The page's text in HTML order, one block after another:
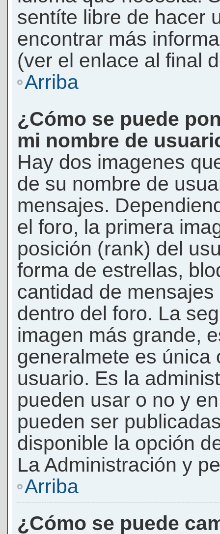
sentíte libre de hacer
encontrar más
(ver el enlace al final
Arriba
¿Cómo se puede
mi nombre de
Hay dos imagenes
de su nombre de
mensajes.
el foro, la primera
posición (rank) del
forma de estrellas,
cantidad de
dentro del foro. La
imagen más grande,
generalmete es única
usuario. Es la
pueden usar o no y
pueden ser
disponible la opción
La Administración y
Arriba
¿Cómo se puede